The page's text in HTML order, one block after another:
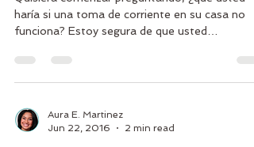
haría si una toma de corriente en su casa no
funciona? Estoy segura de que usted
Aura E. Martinez
Jun 22, 2016
2 min read